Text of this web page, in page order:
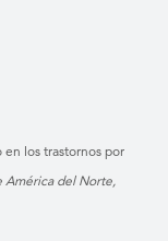
en los trastornos por
América del Norte,